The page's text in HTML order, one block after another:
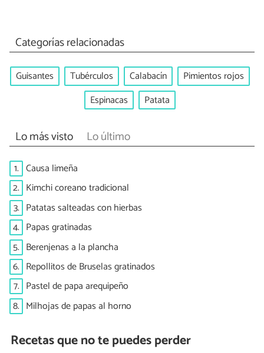
Categorías relacionadas
Guisantes Tubérculos Calabacín
Pimientos rojos
Espinacas
Patata
Lo más visto Lo último
1. Causa limeña
2. Kimchi coreano tradicional
3. Patatas salteadas con hierbas
4. Papas gratinadas
5. Berenjenas a la plancha
6. Repollitos de Bruselas gratinados
7. Pastel de papa arequipeño
8. Milhojas de papas al horno
Recetas que no te puedes perder